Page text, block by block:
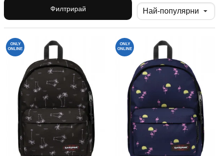
Филтрирай
ONLY
ONLINE
ONLY
ONLINE